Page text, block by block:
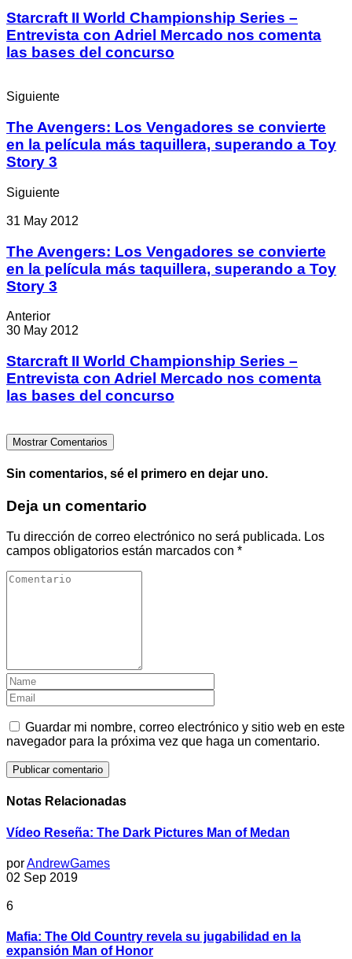
Starcraft II World Championship Series –
Entrevista con Adriel Mercado nos comenta
las bases del concurso
Siguiente
The Avengers: Los Vengadores se convierte
en la película más taquillera, superando a Toy
Story 3
Siguiente
31 May 2012
The Avengers: Los Vengadores se convierte
en la película más taquillera, superando a Toy
Story 3
Anterior
30 May 2012
Starcraft II World Championship Series –
Entrevista con Adriel Mercado nos comenta
las bases del concurso
Mostrar Comentarios
Sin comentarios, sé el primero en dejar uno.
Deja un comentario
Tu dirección de correo electrónico no será publicada. Los
campos obligatorios están marcados con *
Guardar mi nombre, correo electrónico y sitio web en este
navegador para la próxima vez que haga un comentario.
Notas Relacionadas
Vídeo Reseña: The Dark Pictures Man of Medan
porAndrewGames
02 Sep 2019
6
Mafia: The Old Country revela su jugabilidad en la
expansión Man of Honor